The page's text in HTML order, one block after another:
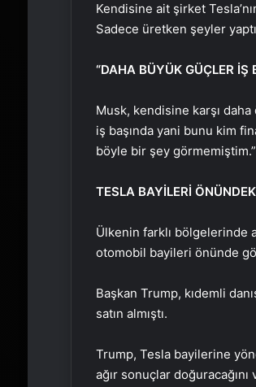
Kendisine ait şirket
Sadece üretken şeyler
“DAHA BÜYÜK GÜÇLER İŞ
Musk, kendisine karşı
iş başında yani bunu kim
böyle bir şey
TESLA BAYİLERİ
Ülkenin farklı bölgelerinde
otomobil bayileri önünde
Başkan Trump, kıdemli
satın almıştı.
Trump, Tesla bayilerine
ağır sonuçlar doğuracağını